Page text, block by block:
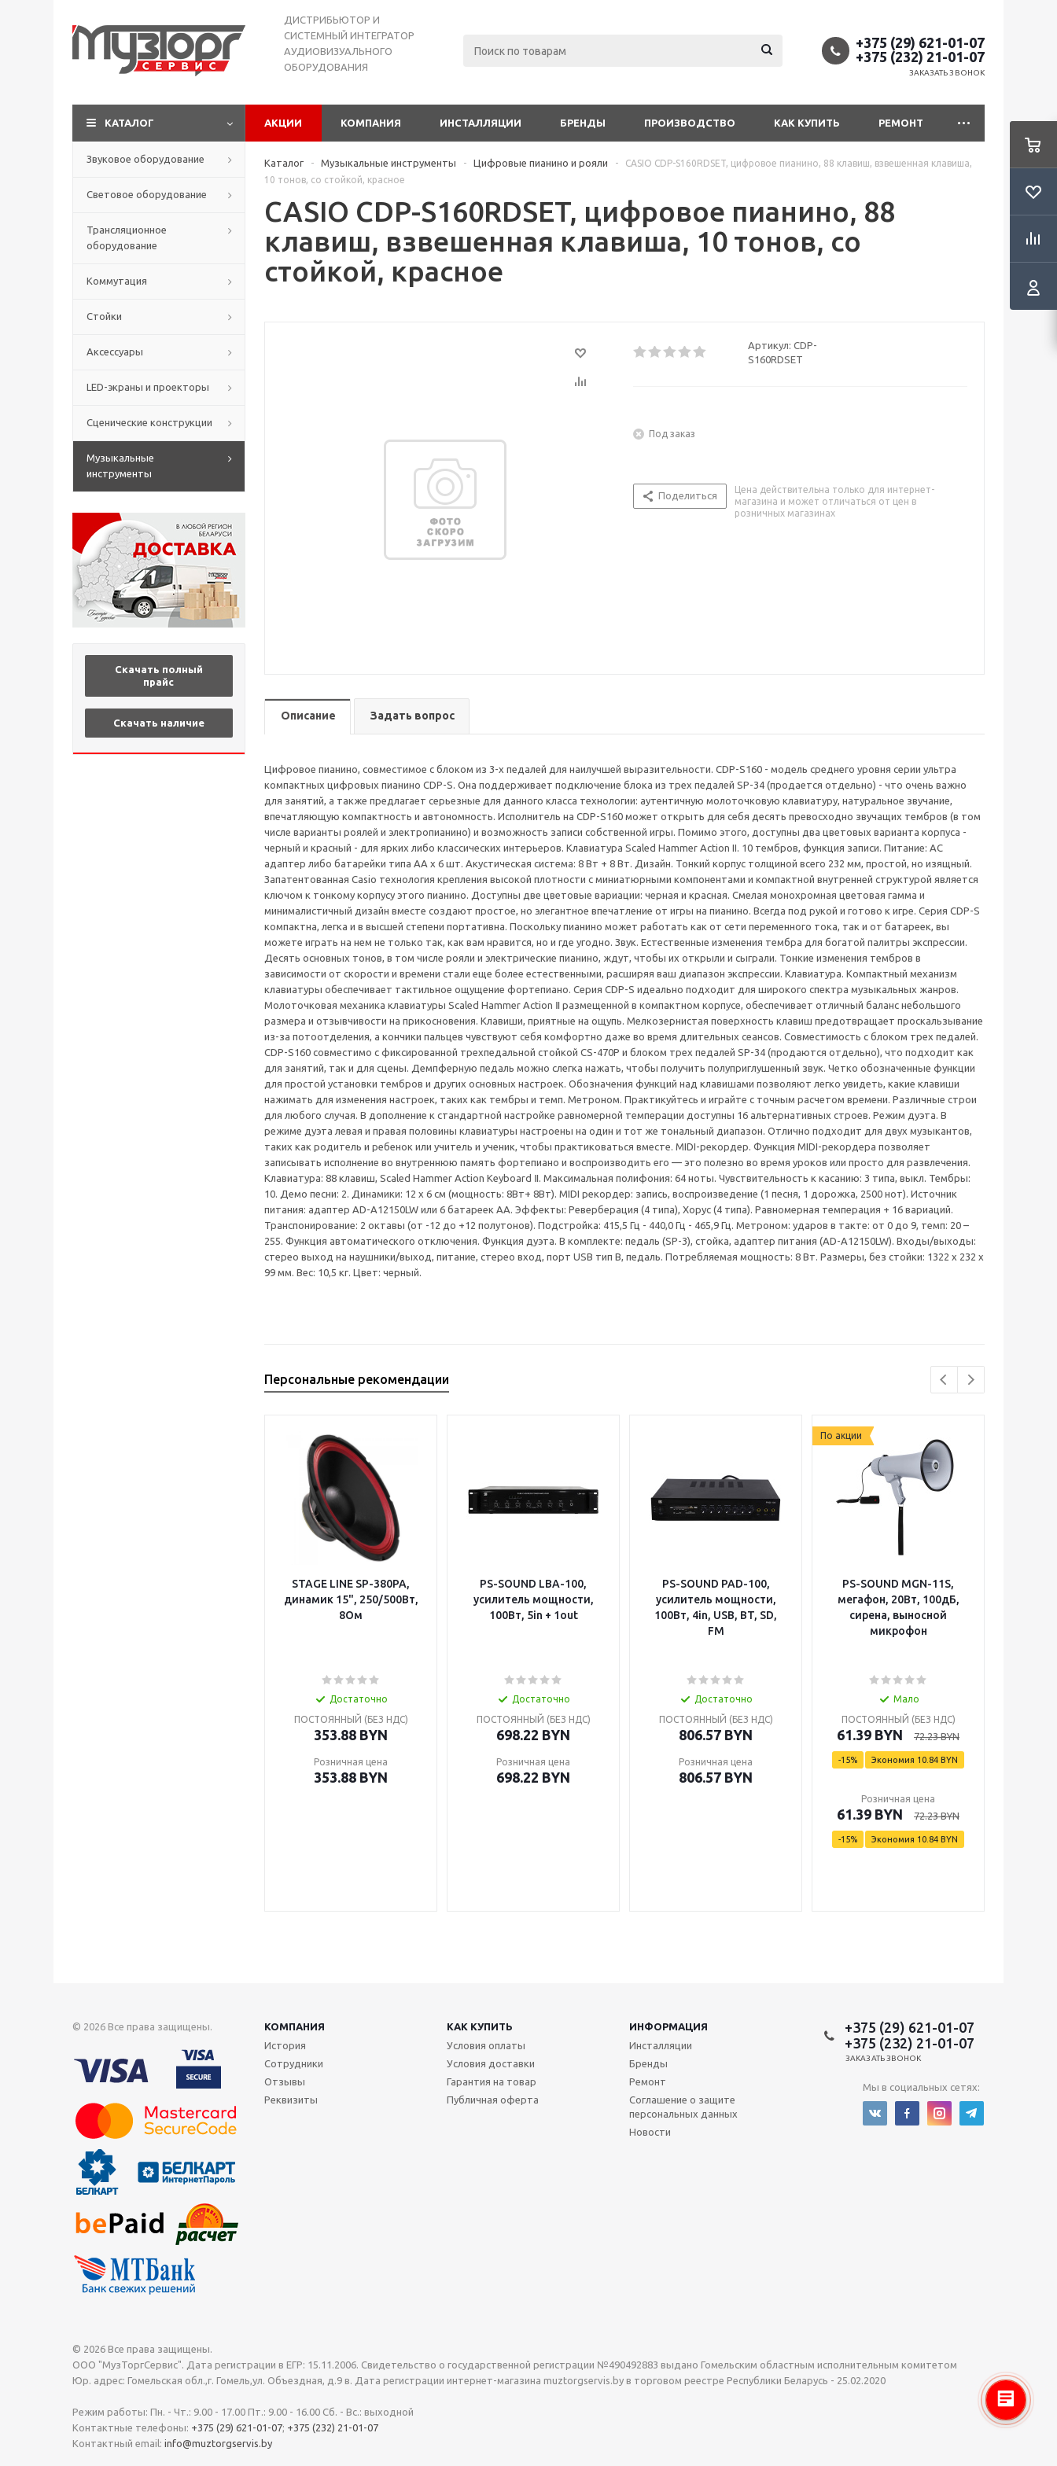
ДИСТРИБЬЮТОР И
СИСТЕМНЫЙ ИНТЕГРАТОР
АУДИОВИЗУАЛЬНОГО
ОБОРУДОВАНИЯ
+375 (29) 621-01-07
+375 (232) 21-01-07
ЗАКАЗАТЬ ЗВОНОК
КАТАЛОГ АКЦИИ КОМПАНИЯ ИНСТАЛЛЯЦИИ БРЕНДЫ ПРОИЗВОДСТВО КАК КУПИТЬ РЕМОНТ
Звуковое оборудование
Световое оборудование
Трансляционное
оборудование
Коммутация
Стойки
Аксессуары
LED-экраны и проекторы
Сценические конструкции
Музыкальные
инструменты
Скачать полный
прайс
Скачать наличие
Каталог - Музыкальные инструменты - Цифровые пианино и рояли -
CASIO CDP-S160RDSET, цифровое пианино, 88 клавиш, взвешенная клавиша,
10 тонов, со стойкой, красное
CASIO CDP-S160RDSET, цифровое пианино, 88
клавиш, взвешенная клавиша, 10 тонов, со
стойкой, красное
Артикул: CDP-
S160RDSET
Под заказ
Поделиться
Цена действительна только для интернет-
магазина и может отличаться от цен в
розничных магазинах
Описание Задать вопрос
Цифровое пианино, совместимое с блоком из 3-х педалей для наилучшей выразительности. CDP-S160 - модель среднего уровня серии ультра
компактных цифровых пианино CDP-S. Она поддерживает подключение блока из трех педалей SP-34 (продается отдельно) - что очень важно
для занятий, а также предлагает серьезные для данного класса технологии: аутентичную молоточковую клавиатуру, натуральное звучание,
впечатляющую компактность и автономность. Исполнитель на CDP-S160 может открыть для себя десять превосходно звучащих тембров (в том
числе варианты роялей и электропианино) и возможность записи собственной игры. Помимо этого, доступны два цветовых варианта корпуса -
черный и красный - для ярких либо классических интерьеров. Клавиатура Scaled Hammer Action II. 10 тембров, функция записи. Питание: AC
адаптер либо батарейки типа AA x 6 шт. Акустическая система: 8 Вт + 8 Вт. Дизайн. Тонкий корпус толщиной всего 232 мм, простой, но изящный.
Запатентованная Casio технология крепления высокой плотности с миниатюрными компонентами и компактной внутренней структурой является
ключом к тонкому корпусу этого пианино. Доступны две цветовые вариации: черная и красная. Смелая монохромная цветовая гамма и
минималистичный дизайн вместе создают простое, но элегантное впечатление от игры на пианино. Всегда под рукой и готово к игре. Серия CDP-S
компактна, легка и в высшей степени портативна. Поскольку пианино может работать как от сети переменного тока, так и от батареек, вы
можете играть на нем не только так, как вам нравится, но и где угодно. Звук. Естественные изменения тембра для богатой палитры экспрессии.
Десять основных тонов, в том числе рояли и электрические пианино, ждут, чтобы их открыли и сыграли. Тонкие изменения тембров в
зависимости от скорости и времени стали еще более естественными, расширяя ваш диапазон экспрессии. Клавиатура. Компактный механизм
клавиатуры обеспечивает тактильное ощущение фортепиано. Серия CDP-S идеально подходит для широкого спектра музыкальных жанров.
Молоточковая механика клавиатуры Scaled Hammer Action Ⅱ размещенной в компактном корпусе, обеспечивает отличный баланс небольшого
размера и отзывчивости на прикосновения. Клавиши, приятные на ощупь. Мелкозернистая поверхность клавиш предотвращает проскальзывание
из-за потоотделения, а кончики пальцев чувствуют себя комфортно даже во время длительных сеансов. Совместимость с блоком трех педалей.
CDP-S160 совместимо с фиксированной трехпедальной стойкой CS-470P и блоком трех педалей SP-34 (продаются отдельно), что подходит как
для занятий, так и для сцены. Демпферную педаль можно слегка нажать, чтобы получить полуприглушенный звук. Четко обозначенные функции
для простой установки тембров и других основных настроек. Обозначения функций над клавишами позволяют легко увидеть, какие клавиши
нажимать для изменения настроек, таких как тембры и темп. Метроном. Практикуйтесь и играйте с точным расчетом времени. Различные строи
для любого случая. В дополнение к стандартной настройке равномерной темперации доступны 16 альтернативных строев. Режим дуэта. В
режиме дуэта левая и правая половины клавиатуры настроены на один и тот же тональный диапазон. Отлично подходит для двух музыкантов,
таких как родитель и ребенок или учитель и ученик, чтобы практиковаться вместе. MIDI-рекордер. Функция MIDI-рекордера позволяет
записывать исполнение во внутреннюю память фортепиано и воспроизводить его — это полезно во время уроков или просто для развлечения.
Клавиатура: 88 клавиш, Scaled Hammer Action Keyboard Ⅱ. Максимальная полифония: 64 ноты. Чувствительность к касанию: 3 типа, выкл. Тембры:
10. Демо песни: 2. Динамики: 12 х 6 см (мощность: 8Вт+ 8Вт). MIDI рекордер: запись, воспроизведение (1 песня, 1 дорожка, 2500 нот). Источник
питания: адаптер AD-A12150LW или 6 батареек АА. Эффекты: Реверберация (4 типа), Хорус (4 типа). Равномерная темперация + 16 вариаций.
Транспонирование: 2 октавы (от -12 до +12 полутонов). Подстройка: 415,5 Гц - 440,0 Гц - 465,9 Гц. Метроном: ударов в такте: от 0 до 9, темп: 20 –
255. Функция автоматического отключения. Функция дуэта. В комплекте: педаль (SP-3), стойка, адаптер питания (AD-A12150LW). Входы/выходы:
стерео выход на наушники/выход, питание, стерео вход, порт USB тип B, педаль. Потребляемая мощность: 8 Вт. Размеры, без стойки: 1322 х 232 х
99 мм. Вес: 10,5 кг. Цвет: черный.
Персональные рекомендации
STAGE LINE SP-380PA,
динамик 15", 250/500Вт,
8Ом
Достаточно
ПОСТОЯННЫЙ (БЕЗ НДС)
353.88 BYN
Розничная цена
353.88 BYN
PS-SOUND LBA-100,
усилитель мощности,
100Вт, 5in + 1out
Достаточно
ПОСТОЯННЫЙ (БЕЗ НДС)
698.22 BYN
Розничная цена
698.22 BYN
PS-SOUND PAD-100,
усилитель мощности,
100Вт, 4in, USB, BT, SD,
FM
Достаточно
ПОСТОЯННЫЙ (БЕЗ НДС)
806.57 BYN
Розничная цена
806.57 BYN
По акции
PS-SOUND MGN-11S,
мегафон, 20Вт, 100дБ,
сирена, выносной
микрофон
Мало
ПОСТОЯННЫЙ (БЕЗ НДС)
61.39 BYN 72.23BYN
-15% Экономия 10.84 BYN
Розничная цена
61.39 BYN 72.23BYN
-15% Экономия 10.84 BYN
© 2026 Все права защищены. КОМПАНИЯ КАК КУПИТЬ
ИНФОРМАЦИЯ
История
Сотрудники
Отзывы
Реквизиты
Условия оплаты
Условия доставки
Гарантия на товар
Публичная оферта
Инсталляции
Бренды
Ремонт
Соглашение о защите
персональных данных
Новости
+375 (29) 621-01-07
+375 (232) 21-01-07
ЗАКАЗАТЬ ЗВОНОК
Мы в социальных сетях:
© 2026 Все права защищены.
ООО "МузТоргСервис". Дата регистрации в ЕГР: 15.11.2006. Свидетельство о государственной регистрации №490492883 выдано Гомельским областным исполнительным комитетом
Юр. адрес: Гомельская обл.,г. Гомель,ул. Объездная, д.9 в. Дата регистрации интернет-магазина muztorgservis.by в торговом реестре Республики Беларусь - 25.02.2020
Режим работы: Пн. - Чт.: 9.00 - 17.00 Пт.: 9.00 - 16.00 Сб. - Вс.: выходной
Контактные телефоны: +375 (29) 621-01-07; +375 (232) 21-01-07
Контактный email: info@muztorgservis.by